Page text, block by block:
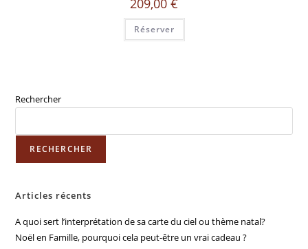
209,00 €
Réserver
Rechercher
RECHERCHER
Articles récents
A quoi sert l’interprétation de sa carte du ciel ou thème natal?
Noël en Famille, pourquoi cela peut-être un vrai cadeau ?